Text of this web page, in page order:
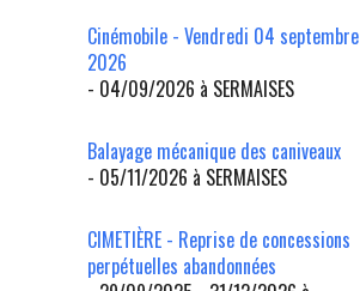
Cinémobile - Vendredi 04 septembre
2026
- 04/09/2026 à SERMAISES
Balayage mécanique des caniveaux
- 05/11/2026 à SERMAISES
CIMETIÈRE - Reprise de concessions
perpétuelles abandonnées